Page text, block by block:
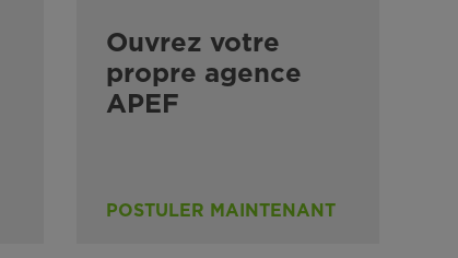
Ouvrez votre
propre agence
APEF
POSTULER MAINTENANT